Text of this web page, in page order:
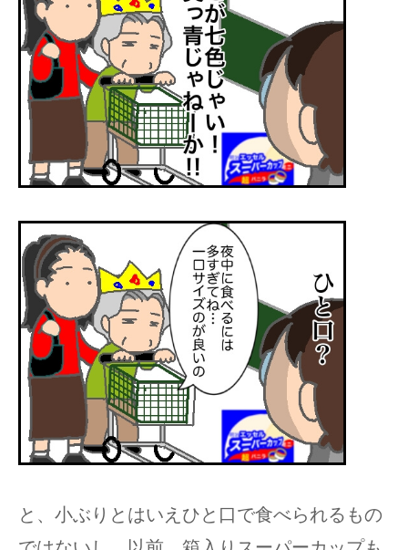
と、小ぶりとはいえひと口で食べられるもの